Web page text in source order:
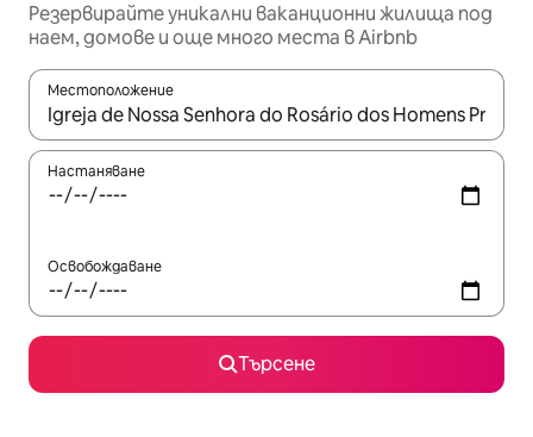
Резервирайте уникални ваканционни жилища под
наем, домове и още много места в Airbnb
Местоположение
Когато резултатите се покажат, използвайте
Настаняване
Освобождаване
Търсене